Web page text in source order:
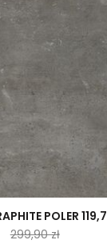
POLER
299,90 zł